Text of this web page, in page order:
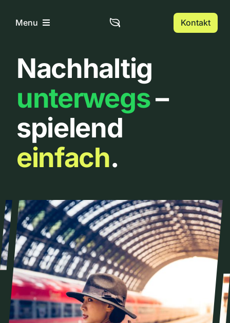
InhaltMenu
Home
Über uns
Urbanlist
Kontakt
Nachhaltig
unterwegs–
spielend
einfach.